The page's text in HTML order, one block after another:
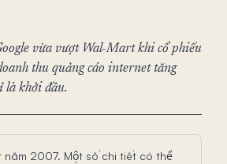
vừa vượt Wal-Mart khi cổ phiếu
thu quảng cáo internet tăng
là khởi đầu.
năm 2007. Một số chi tiết có thể